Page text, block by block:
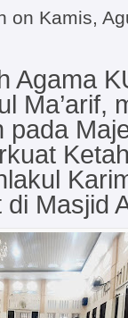
on Kamis,
Agama
Ma’arif,
Masjid